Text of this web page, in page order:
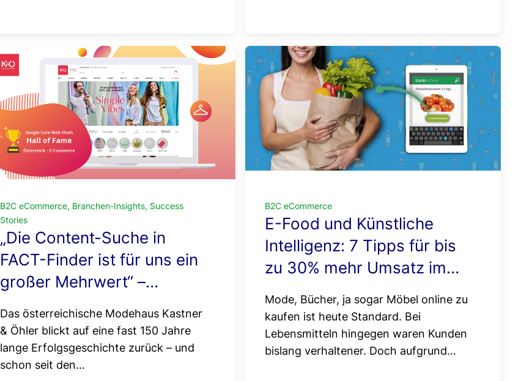
B2C eCommerce, Branchen-Insights, Success
Stories
„Die Content-Suche in
FACT-Finder ist für uns ein
großer Mehrwert“ –
Öhler
Das österreichische Modehaus Kastner
& Öhler blickt auf eine fast 150 Jahre
lange Erfolgsgeschichte zurück – und
schon seit den…
B2C eCommerce
E-Food und Künstliche
Intelligenz: 7 Tipps für bis
zu 30% mehr Umsatz im
Mode, Bücher, ja sogar Möbel online zu
kaufen ist heute Standard. Bei
Lebensmitteln hingegen waren Kunden
bislang verhaltener. Doch aufgrund…